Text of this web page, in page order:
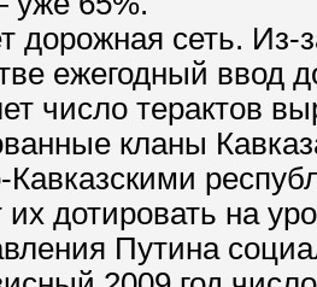
дорожная сеть.
ежегодный ввод
число терактов
кланы
их дотировать на
Путина